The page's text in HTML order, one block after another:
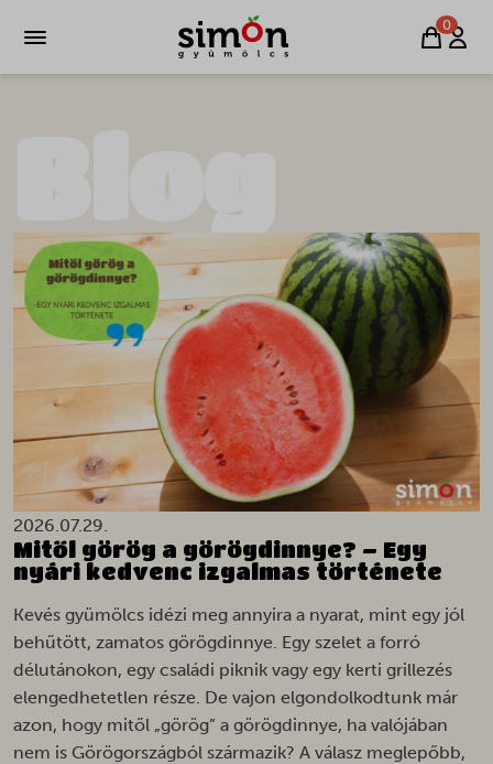
0
2026.07.29.
Mitől görög a görögdinnye? – Egy
nyári kedvenc izgalmas története
Kevés gyümölcs idézi meg annyira a nyarat, mint egy jól
behűtött, zamatos görögdinnye. Egy szelet a forró
délutánokon, egy családi piknik vagy egy kerti grillezés
elengedhetetlen része. De vajon elgondolkodtunk már
azon, hogy mitől „görög” a görögdinnye, ha valójában
nem is Görögországból származik? A válasz meglepőbb,